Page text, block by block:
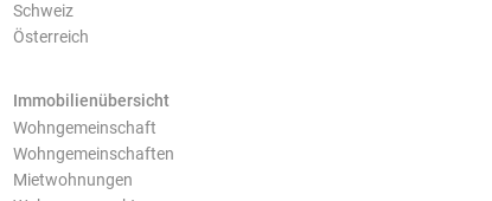
Schweiz
Österreich
Immobilienübersicht
Wohngemeinschaft
Wohngemeinschaften
Mietwohnungen